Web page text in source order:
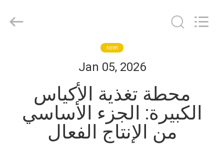
عرض
NEWS
Jan 05, 2026
محطة تغذية الأكياس
الكبيرة: الجزء الأساسي
من الإنتاج الفعال